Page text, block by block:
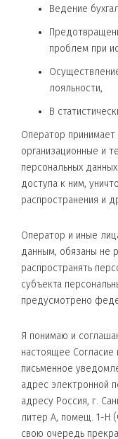
Ведение
проблем при
лояльности,
В
Оператор
организационные и
персональных
доступа к ним,
распространения и
Оператор и иные
данным, обязаны не
распространять
субъекта
предусмотрено
Я понимаю и
настоящее
письменное
адрес электронной
адресу Россия, г.
литер А, помещ. 1-Н
свою очередь